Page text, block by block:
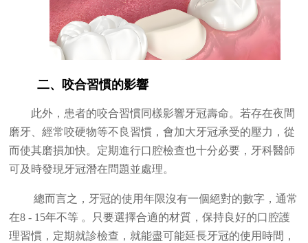
二、咬合習慣的影響
此外，患者的咬合習慣同樣影響牙冠壽命。若存在夜間
磨牙、經常咬硬物等不良習慣，會加大牙冠承受的壓力，從
而使其磨損加快。定期進行口腔檢查也十分必要，牙科醫師
可及時發現牙冠潛在問題並處理。
總而言之，牙冠的使用年限沒有一個絕對的數字，通常
在8 - 15年不等 。只要選擇合適的材質，保持良好的口腔護
理習慣，定期就診檢查，就能盡可能延長牙冠的使用時間，